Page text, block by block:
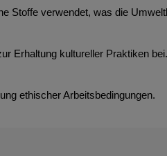
Stoffe verwendet, was die
Erhaltung kultureller Praktiken
ethischer Arbeitsbedingungen.